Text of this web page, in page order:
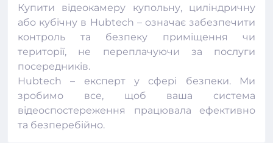
Купити відеокамеру купольну, циліндричну
або кубічну в Hubtech – означає забезпечити
контроль та безпеку приміщення чи
території, не переплачуючи за послуги
посередників.
Hubtech – експерт у сфері безпеки. Ми
зробимо все, щоб ваша система
відеоспостереження працювала ефективно
та безперебійно.